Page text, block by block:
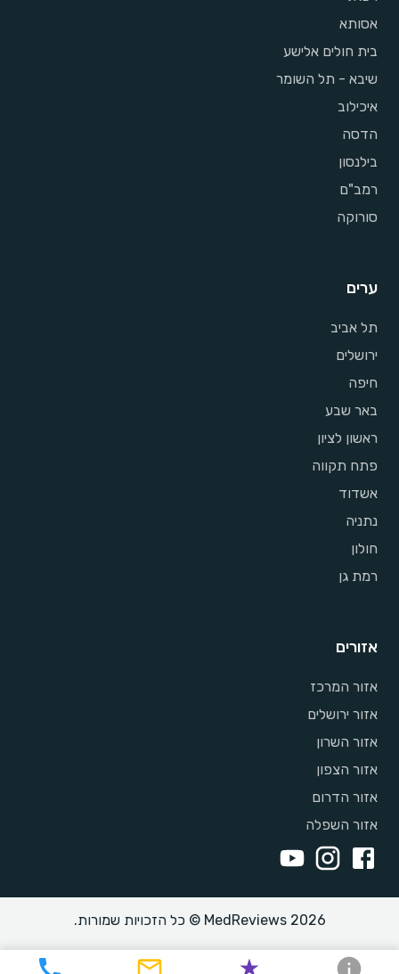
אסותא
בית חולים אלישע
שיבא - תל השומר
איכילוב
הדסה
בילנסון
רמב"ם
סורוקה
ערים
תל אביב
ירושלים
חיפה
באר שבע
ראשון לציון
פתח תקווה
אשדוד
נתניה
חולון
רמת גן
אזורים
אזור המרכז
אזור ירושלים
אזור השרון
אזור הצפון
אזור הדרום
אזור השפלה
MedReviews 2026 © כל הזכויות שמורות.